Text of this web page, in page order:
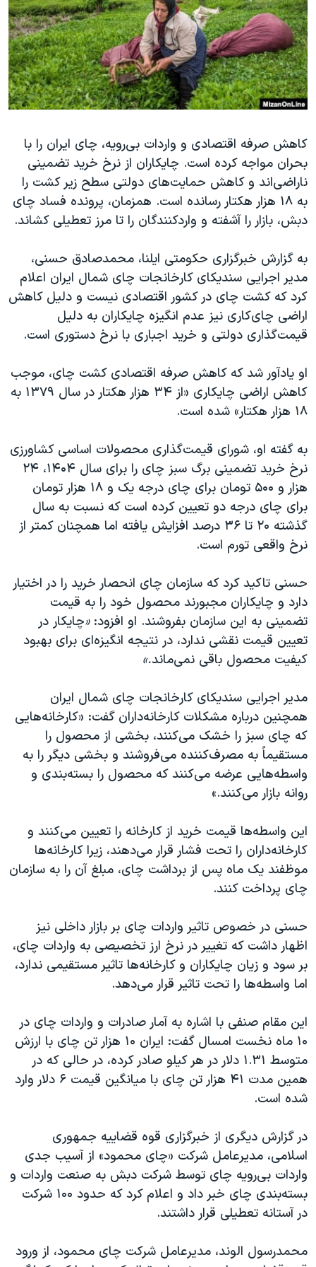
فرهنگ و زندگی
حقوق شهروندی
اقتصادی
علم و فناوری
گالری عکس
آرشیو پخش زنده
مستندها
انتخابات ریاست جمهوری آمریکا ۲۰۲۴
حمله جمهوری اسلامی به اسرائیل
رمز مهسا
اعتراضات زن، زندگی، آزادی
مجموعه مستندهای دادخواهی
تریبونال مردمی آبان ۹۸
دادگاه حمید نوری
قانون شفافیت دارائی کادر رهبری ایران
اعتراضات مردمی آبان ۹۸
اسرائیل در جنگ
نرگس محمدی برنده جایزه نوبل صلح
همایش محافظه‌کاران آمریکا «سی‌پک»
صفحه‌های ویژه
سفر پرزیدنت ترامپ به چین
دنبال کنید
زبانهای مختلف
کاهش صرفه اقتصادی و واردات بی‌رویه، چای ایران را با
بحران مواجه کرده است. چایکاران از نرخ خرید تضمینی
ناراضی‌اند و کاهش حمایت‌های دولتی سطح زیر کشت را
به ۱۸ هزار هکتار رسانده است. همزمان، پرونده فساد چای
دبش، بازار را آشفته و واردکنندگان را تا مرز تعطیلی کشاند.
به گزارش خبرگزاری حکومتی ایلنا، محمدصادق حسنی،
مدیر اجرایی سندیکای کارخانجات چای شمال ایران اعلام
کرد که کشت چای در کشور اقتصادی نیست و دلیل کاهش
اراضی چای‌کاری نیز عدم انگیزه چایکاران به دلیل
قیمت‌گذاری دولتی و خرید اجباری با نرخ دستوری است.
او یادآور شد که کاهش صرفه اقتصادی کشت چای، موجب
کاهش اراضی چایکاری «از ۳۴ هزار هکتار در سال ۱۳۷۹ به
۱۸ هزار هکتار» شده است.
به گفته او، شورای قیمت‌گذاری محصولات اساسی کشاورزی
نرخ خرید تضمینی برگ سبز چای را برای سال ۱۴۰۴، ۲۴
هزار و ۵۰۰ تومان برای چای درجه یک و ۱۸ هزار تومان
برای چای درجه دو تعیین کرده است که نسبت به سال
گذشته ۲۰ تا ۳۶ درصد افزایش یافته اما همچنان کمتر از
نرخ واقعی تورم است.
حسنی تاکید کرد که سازمان چای انحصار خرید را در اختیار
دارد و چایکاران مجبورند محصول خود را به قیمت
تضمینی به این سازمان بفروشند. او افزود:«چایکار در
تعیین قیمت نقشی ندارد، در نتیجه انگیزه‌ای برای بهبود
کیفیت محصول باقی نمی‌ماند.»
مدیر اجرایی سندیکای کارخانجات چای شمال ایران
همچنین درباره مشکلات کارخانه‌داران گفت: «کارخانه‌هایی
که چای سبز را خشک می‌کنند، بخشی از محصول را
مستقیماً به مصرف‌کننده می‌فروشند و بخشی دیگر را به
واسطه‌هایی عرضه می‌کنند که محصول را بسته‌بندی و
روانه بازار می‌کنند.»
این واسطه‌ها قیمت خرید از کارخانه را تعیین می‌کنند و
کارخانه‌داران را تحت فشار قرار می‌دهند، زیرا کارخانه‌ها
موظفند یک ماه پس از برداشت چای، مبلغ آن را به سازمان
چای پرداخت کنند.
حسنی در خصوص تاثیر واردات چای بر بازار داخلی نیز
اظهار داشت که تغییر در نرخ ارز تخصیصی به واردات چای،
بر سود و زیان چایکاران و کارخانه‌ها تاثیر مستقیمی ندارد،
اما واسطه‌ها را تحت تاثیر قرار می‌دهد.
این مقام صنفی با اشاره به آمار صادرات و واردات چای در
۱۰ ماه نخست امسال گفت: ایران ۱۰ هزار تن چای با ارزش
متوسط ۱.۳۱ دلار در هر کیلو صادر کرده، در حالی که در
همین مدت ۴۱ هزار تن چای با میانگین قیمت ۶ دلار وارد
شده است.
در گزارش دیگری از خبرگزاری قوه قضاییه جمهوری
اسلامی، مدیرعامل شرکت «چای محمود» از آسیب جدی
واردات بی‌رویه چای توسط شرکت دبش به صنعت واردات و
بسته‌بندی چای خبر داد و اعلام کرد که حدود ۱۰۰ شرکت
در آستانه تعطیلی قرار داشتند.
محمدرسول الوند، مدیرعامل شرکت چای محمود، از ورود